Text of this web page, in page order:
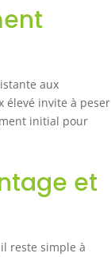
aux
élevé invite à peser
initial pour
et
reste simple à